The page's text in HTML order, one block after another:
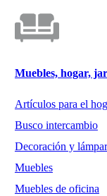
Muebles, hogar,
Artículos para el
Busco intercambio
Decoración y
Muebles
Muebles de oficina